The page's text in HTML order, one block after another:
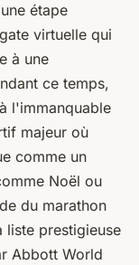
étape
virtuelle qui
à une
ce temps,
l'immanquable
majeur où
comme un
Noël ou
du marathon
liste prestigieuse
Abbott World